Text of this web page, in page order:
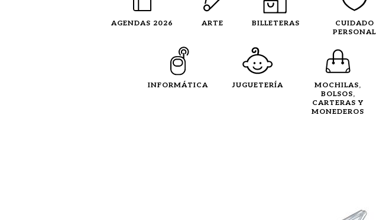
AGENDAS 2026 ARTE BILLETERAS
CUIDADO
PERSONAL
INFORMÁTICA JUGUETERÍA
MOCHILAS,
BOLSOS,
CARTERAS Y
MONEDEROS